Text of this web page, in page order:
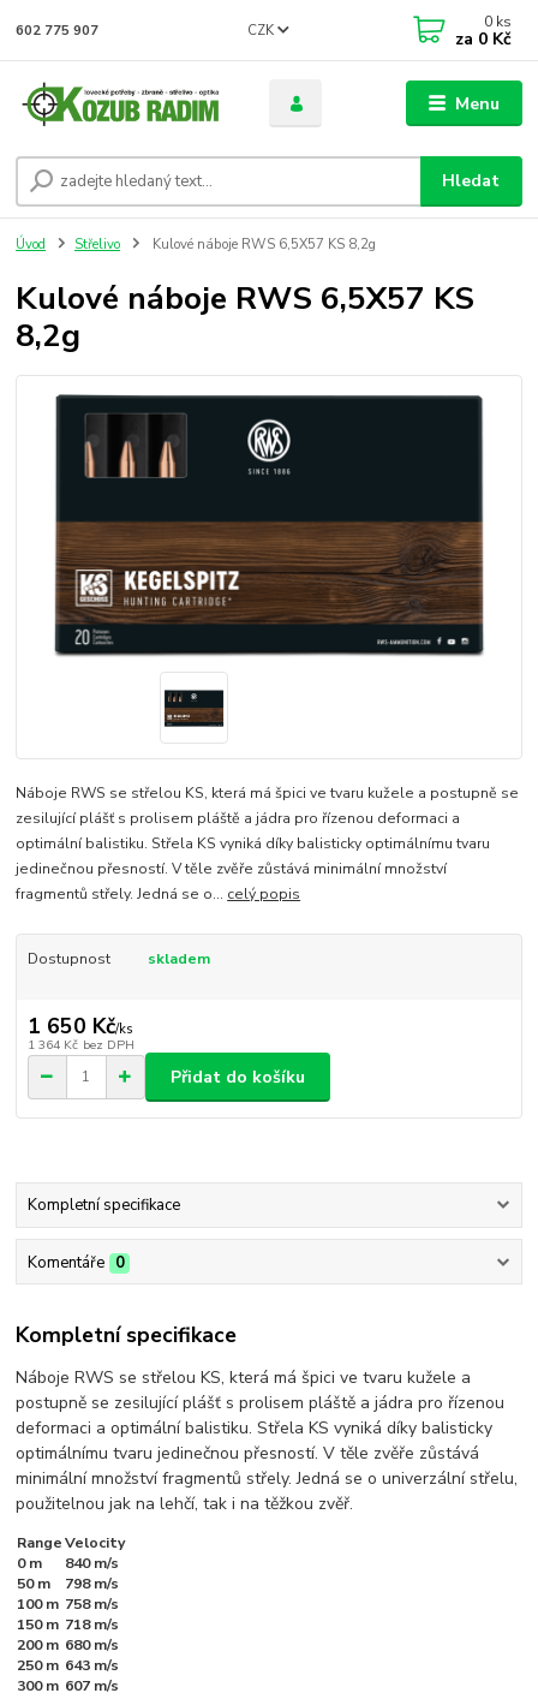
Menu
CZK
Hledat
602 775 907 0 ks
za 0 Kč
Úvod Střelivo Kulové náboje RWS 6,5X57 KS 8,2g
Kulové náboje RWS 6,5X57 KS
8,2g
Náboje RWS se střelou KS, která má špici ve tvaru kužele a postupně se
zesilující plášť s prolisem pláště a jádra pro řízenou deformaci a
optimální balistiku. Střela KS vyniká díky balisticky optimálnímu tvaru
jedinečnou přesností. V těle zvěře zůstává minimální množství
fragmentů střely. Jedná se o... celý popis
Dostupnost skladem
1 650 Kč/ks
1 364 Kč bez DPH
Přidat do košíku
Kompletní specifikace
Komentáře 0
Kompletní specifikace
Náboje RWS se střelou KS, která má špici ve tvaru kužele a
postupně se zesilující plášť s prolisem pláště a jádra pro řízenou
deformaci a optimální balistiku. Střela KS vyniká díky balisticky
optimálnímu tvaru jedinečnou přesností. V těle zvěře zůstává
minimální množství fragmentů střely. Jedná se o univerzální střelu,
použitelnou jak na lehčí, tak i na těžkou zvěř.
RangeVelocity
0 m
840 m/s
50 m
798 m/s
100 m 758 m/s
150 m 718 m/s
200 m 680 m/s
250 m 643 m/s
300 m 607 m/s